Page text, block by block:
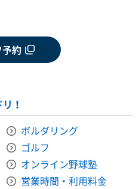
予約
！
ボルダリング
ゴルフ
オンライン野球塾
営業時間・利用料金